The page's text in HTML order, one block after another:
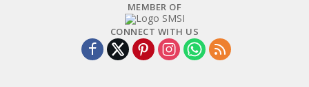
MEMBER OF
CONNECT WITH US